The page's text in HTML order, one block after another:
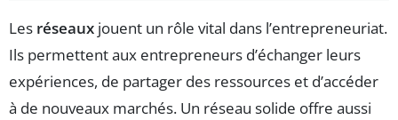
Les réseaux jouent un rôle vital dans l’entrepreneuriat.
Ils permettent aux entrepreneurs d’échanger leurs
expériences, de partager des ressources et d’accéder
à de nouveaux marchés. Un réseau solide offre aussi